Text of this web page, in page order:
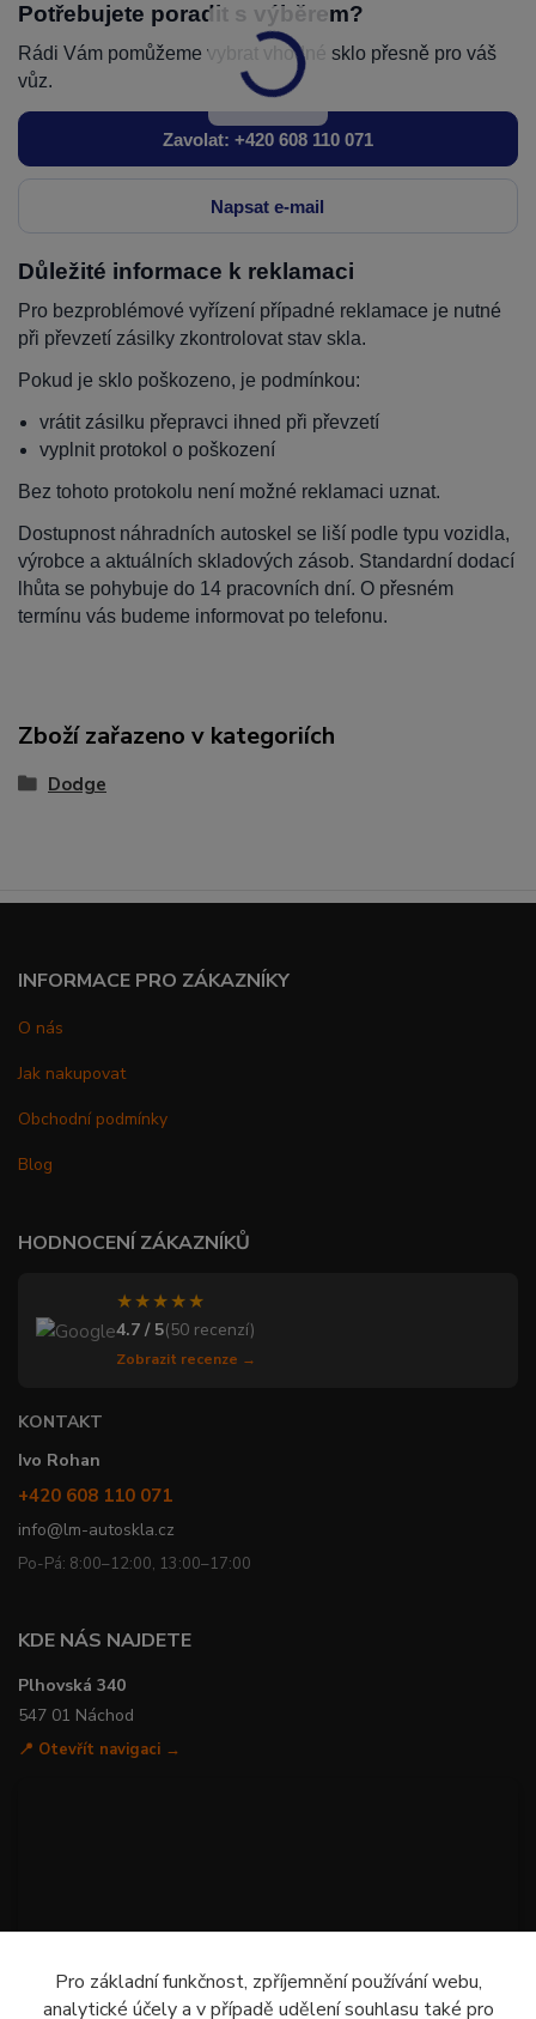
Potřebujete poradit s výběrem?
Rádi Vám pomůžeme vybrat vhodné sklo přesně pro váš
vůz.
Zavolat: +420 608 110 071
Napsat e-mail
Důležité informace k reklamaci
Pro bezproblémové vyřízení případné reklamace je nutné
při převzetí zásilky zkontrolovat stav skla.
Pokud je sklo poškozeno, je podmínkou:
vrátit zásilku přepravci ihned při převzetí
vyplnit protokol o poškození
Bez tohoto protokolu není možné reklamaci uznat.
Dostupnost náhradních autoskel se liší podle typu vozidla,
výrobce a aktuálních skladových zásob. Standardní dodací
lhůta se pohybuje do 14 pracovních dní. O přesném
termínu vás budeme informovat po telefonu.
Zboží zařazeno v kategoriích
Dodge
INFORMACE PRO ZÁKAZNÍKY
O nás
Jak nakupovat
Obchodní podmínky
Blog
HODNOCENÍ ZÁKAZNÍKŮ
★★★★★
4.7 / 5(50 recenzí)
Zobrazit recenze →
KONTAKT
Ivo Rohan
+420 608 110 071
info@lm-autoskla.cz
Po-Pá: 8:00–12:00, 13:00–17:00
KDE NÁS NAJDETE
Plhovská 340
547 01 Náchod
📍 Otevřít navigaci →
Pro základní funkčnost, zpříjemnění používání webu,
analytické účely a v případě udělení souhlasu také pro